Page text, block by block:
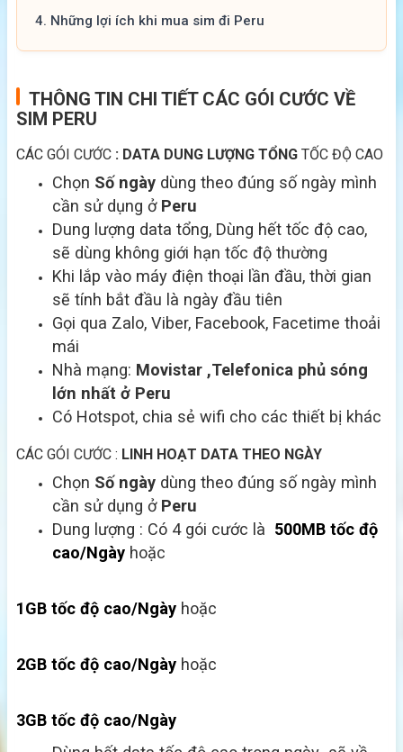
4. Những lợi ích khi mua sim đi Peru
THÔNG TIN CHI TIẾT CÁC GÓI CƯỚC VỀ
SIM PERU
CÁC GÓI CƯỚC : DATA DUNG LƯỢNG TỔNG TỐC ĐỘ CAO
Chọn Số ngày dùng theo đúng số ngày mình
cần sử dụng ở Peru
Dung lượng data tổng, Dùng hết tốc độ cao,
sẽ dùng không giới hạn tốc độ thường
Khi lắp vào máy điện thoại lần đầu, thời gian
sẽ tính bắt đầu là ngày đầu tiên
Gọi qua Zalo, Viber, Facebook, Facetime thoải
mái
Nhà mạng: Movistar ,Telefonica phủ sóng
lớn nhất ở Peru
Có Hotspot, chia sẻ wifi cho các thiết bị khác
CÁC GÓI CƯỚC : LINH HOẠT DATA THEO NGÀY
Chọn Số ngày dùng theo đúng số ngày mình
cần sử dụng ở Peru
Dung lượng : Có 4 gói cước là 500MB tốc độ
cao/Ngày hoặc
1GB tốc độ cao/Ngày hoặc
2GB tốc độ cao/Ngày hoặc
3GB tốc độ cao/Ngày